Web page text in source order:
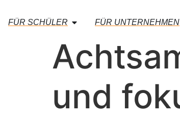
FÜR SCHÜLER FÜR UNTERNEHMEN
und